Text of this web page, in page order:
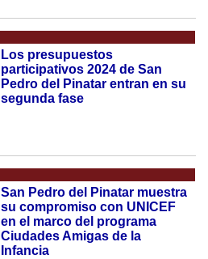
Los presupuestos
participativos 2024 de San
Pedro del Pinatar entran en su
segunda fase
San Pedro del Pinatar muestra
su compromiso con UNICEF
en el marco del programa
Ciudades Amigas de la
Infancia